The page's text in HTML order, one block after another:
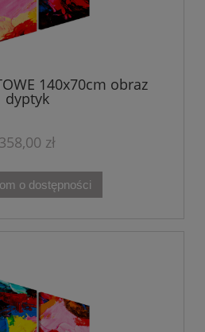
140x70cm obraz
dyptyk
358,00 zł
o dostępności